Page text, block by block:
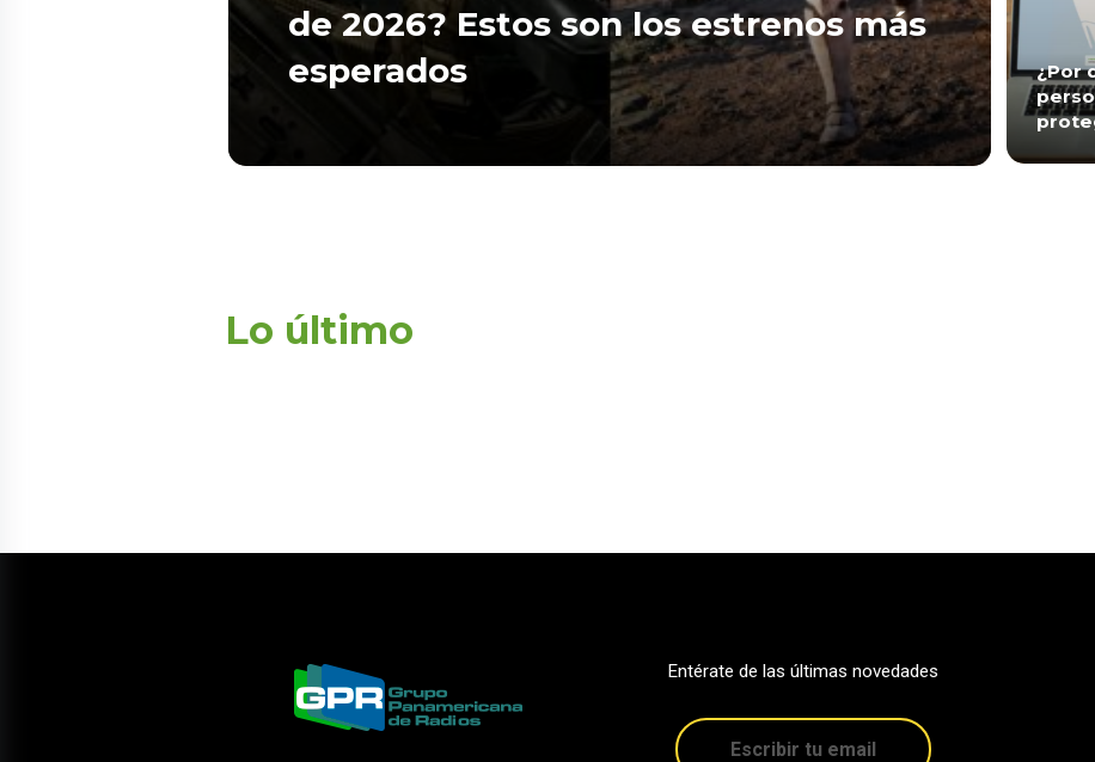
de 2026? Estos son los estrenos más
esperados
¿Por
Lo último
Entérate de las últimas novedades